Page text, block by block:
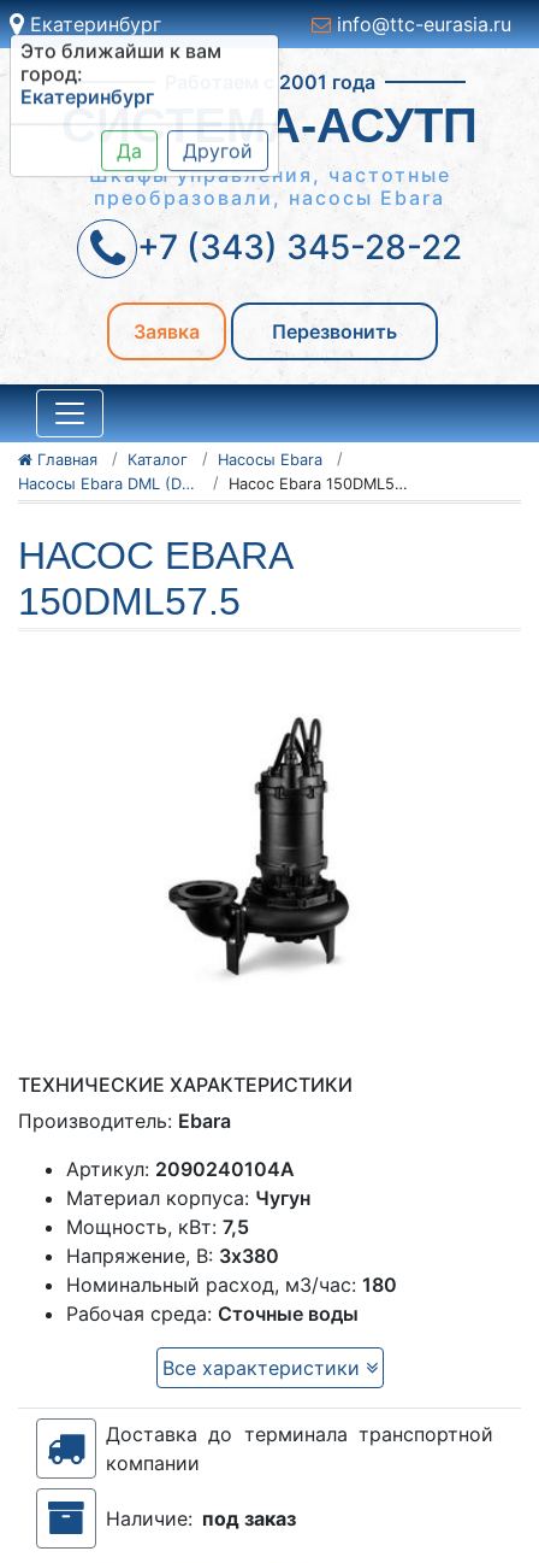
Екатеринбург
Это ближайши к вам
город:
Екатеринбург
Да Другой
info@ttc-eurasia.ru
Работаем с 2001 года
СИСТЕМА-АСУТП
Шкафы управления, частотные
преобразовали, насосы Ebara
+7 (343) 345-28-22
Заявка Перезвонить
Главная Каталог
Насосы Ebara
Насосы Ebara DML (DMLF)
Насос Ebara 150DML57.5
НАСОС EBARA
150DML57.5
ТЕХНИЧЕСКИЕ ХАРАКТЕРИСТИКИ
Производитель: Ebara
Артикул: 2090240104A
Материал корпуса: Чугун
Мощность, кВт: 7,5
Напряжение, В: 3х380
Номинальный расход, м3/час: 180
Рабочая среда: Сточные воды
Все характеристики
Доставка до терминала транспортной
компании
Наличие: под заказ